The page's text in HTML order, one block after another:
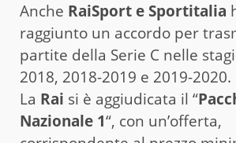
Anche RaiSport e Sportitalia
raggiunto un accordo per
partite della Serie C nelle
2018, 2018-2019 e 2019-2020.
La Rai si è aggiudicata il “
Nazionale 1“, con un’offerta,